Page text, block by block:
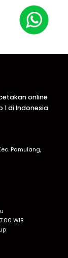
online
di Indonesia
Pamulang,
WIB